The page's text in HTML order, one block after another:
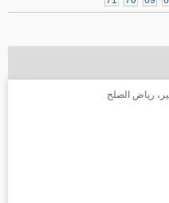
رياض الصلح